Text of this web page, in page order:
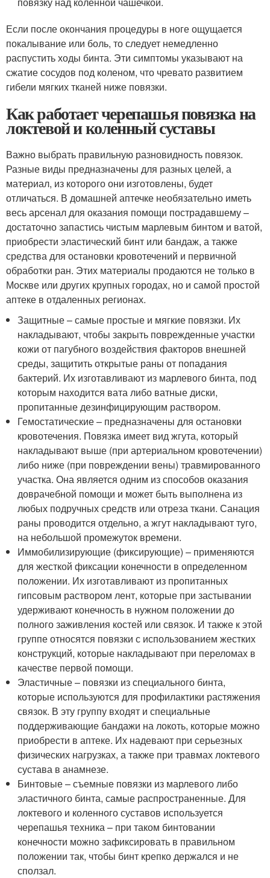
Если после окончания процедуры в ноге ощущается
покалывание или боль, то следует немедленно
распустить ходы бинта. Эти симптомы указывают на
сжатие сосудов под коленом, что чревато развитием
гибели мягких тканей ниже повязки.
Как работает черепашья повязка на
локтевой и коленный суставы
Важно выбрать правильную разновидность повязок.
Разные виды предназначены для разных целей, а
материал, из которого они изготовлены, будет
отличаться. В домашней аптечке необязательно иметь
весь арсенал для оказания помощи пострадавшему –
достаточно запастись чистым марлевым бинтом и ватой,
приобрести эластический бинт или бандаж, а также
средства для остановки кровотечений и первичной
обработки ран. Этих материалы продаются не только в
Москве или других крупных городах, но и самой простой
аптеке в отдаленных регионах.
Защитные – самые простые и мягкие повязки. Их
накладывают, чтобы закрыть поврежденные участки
кожи от пагубного воздействия факторов внешней
среды, защитить открытые раны от попадания
бактерий. Их изготавливают из марлевого бинта, под
которым находится вата либо ватные диски,
пропитанные дезинфицирующим раствором.
Гемостатические – предназначены для остановки
кровотечения. Повязка имеет вид жгута, который
накладывают выше (при артериальном кровотечении)
либо ниже (при повреждении вены) травмированного
участка. Она является одним из способов оказания
доврачебной помощи и может быть выполнена из
любых подручных средств или отреза ткани. Санация
раны проводится отдельно, а жгут накладывают туго,
на небольшой промежуток времени.
Иммобилизирующие (фиксирующие) – применяются
для жесткой фиксации конечности в определенном
положении. Их изготавливают из пропитанных
гипсовым раствором лент, которые при застывании
удерживают конечность в нужном положении до
полного заживления костей или связок. И также к этой
группе относятся повязки с использованием жестких
конструкций, которые накладывают при переломах в
качестве первой помощи.
Эластичные – повязки из специального бинта,
которые используются для профилактики растяжения
связок. В эту группу входят и специальные
поддерживающие бандажи на локоть, которые можно
приобрести в аптеке. Их надевают при серьезных
физических нагрузках, а также при травмах локтевого
сустава в анамнезе.
Бинтовые – съемные повязки из марлевого либо
эластичного бинта, самые распространенные. Для
локтевого и коленного суставов используется
черепашья техника – при таком бинтовании
конечности можно зафиксировать в правильном
положении так, чтобы бинт крепко держался и не
сползал.